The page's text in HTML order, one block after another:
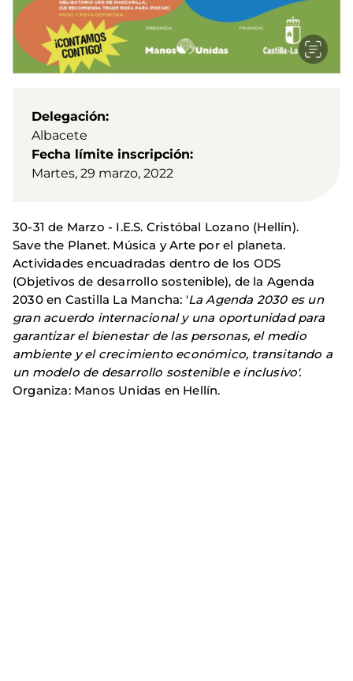
Delegación
Albacete
Fecha límite inscripción
Martes, 29 marzo, 2022
30-31 de Marzo - I.E.S. Cristóbal Lozano (Hellín).
Save the Planet. Música y Arte por el planeta.
Actividades encuadradas dentro de los ODS
(Objetivos de desarrollo sostenible), de la Agenda
2030 en Castilla La Mancha: 'La Agenda 2030 es un
gran acuerdo internacional y una oportunidad para
garantizar el bienestar de las personas, el medio
ambiente y el crecimiento económico, transitando a
un modelo de desarrollo sostenible e inclusivo'.
Organiza: Manos Unidas en Hellín.